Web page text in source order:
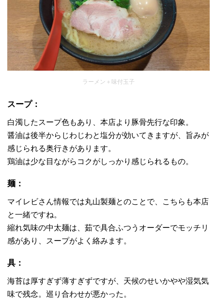
ラーメン＋味付玉子
スープ：
白濁したスープ色もあり、本店より豚骨先行な印象。
醤油は後半からじわじわと塩分が効いてきますが、旨みが
感じられる奥行きがあります。
鶏油は少な目ながらコクがしっかり感じられるもの。
麺：
マイレビさん情報では丸山製麺とのことで、こちらも本店
と一緒ですね。
縮れ気味の中太麺は、茹で具合ふつうオーダーでモッチリ
感があり、スープがよく絡みます。
具：
海苔は厚すぎず薄すぎずですが、天候のせいかやや湿気気
味で残念。巡り合わせが悪かった。